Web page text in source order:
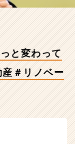
と変わって
＃リノベー